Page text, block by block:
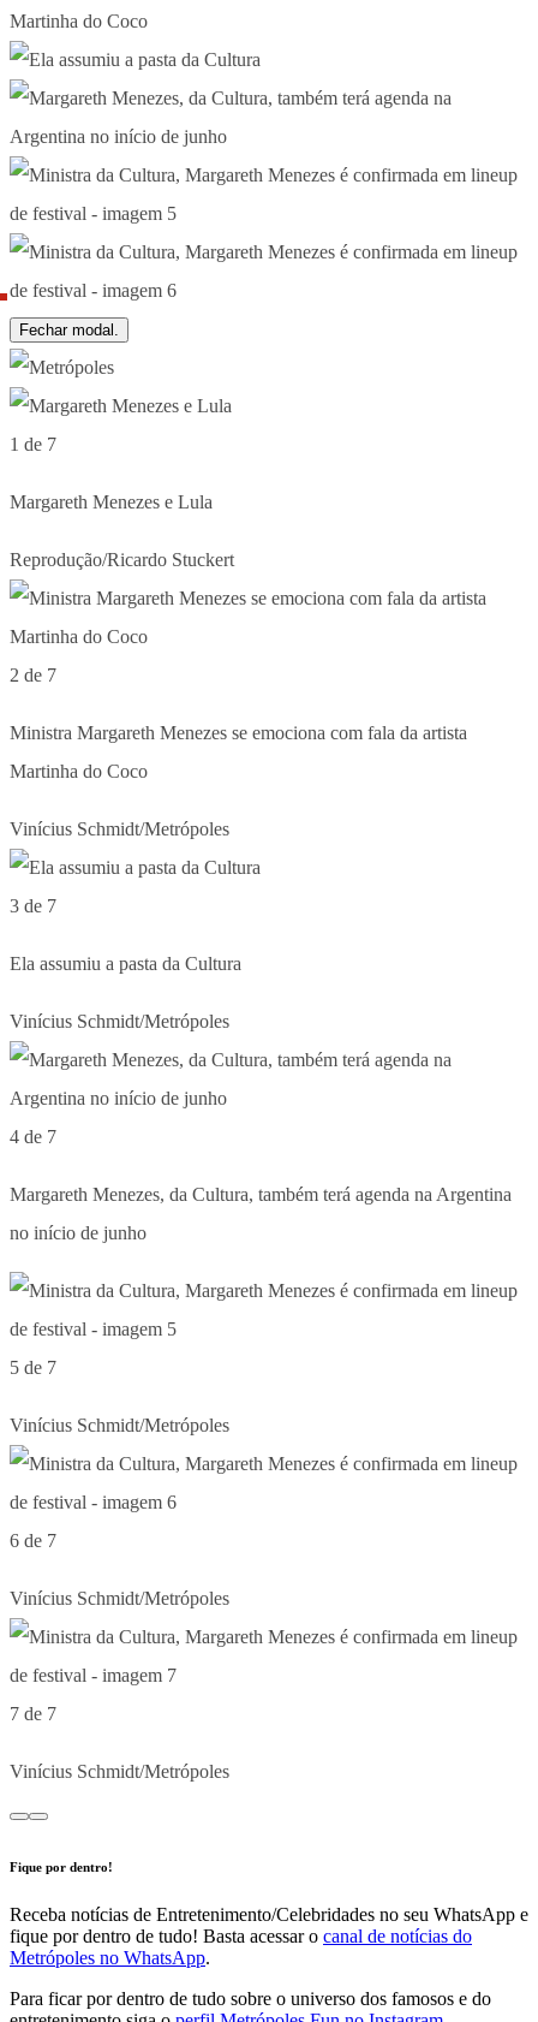
Fechar modal.
1 de 7
Margareth Menezes e Lula
Reprodução/Ricardo Stuckert
2 de 7
Ministra Margareth Menezes se emociona com fala da artista
Martinha do Coco
Vinícius Schmidt/Metrópoles
3 de 7
Ela assumiu a pasta da Cultura
Vinícius Schmidt/Metrópoles
4 de 7
Margareth Menezes, da Cultura, também terá agenda na Argentina
no início de junho
5 de 7
Vinícius Schmidt/Metrópoles
6 de 7
Vinícius Schmidt/Metrópoles
7 de 7
Vinícius Schmidt/Metrópoles
Fique por dentro!
Receba notícias de Entretenimento/Celebridades no seu WhatsApp e
fique por dentro de tudo! Basta acessar o canal de notícias do
Metrópoles no WhatsApp.
Para ficar por dentro de tudo sobre o universo dos famosos e do